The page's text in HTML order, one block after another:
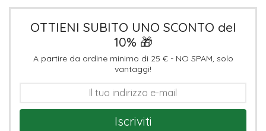
OTTIENI SUBITO UNO SCONTO del
10% 🎁
A partire da ordine minimo di 25 € - NO SPAM, solo
vantaggi!
Iscriviti